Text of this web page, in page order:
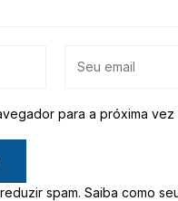
para a próxima vez
spam. Saiba como